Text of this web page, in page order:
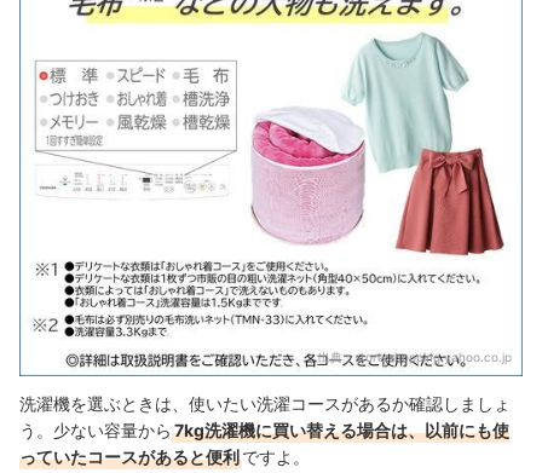
出典： store.shopping.yahoo.co.jp
洗濯機を選ぶときは、使いたい洗濯コースがあるか確認しましょ
う。少ない容量から 7kg洗濯機に買い替える場合は、以前にも使
っていたコースがあると便利ですよ。